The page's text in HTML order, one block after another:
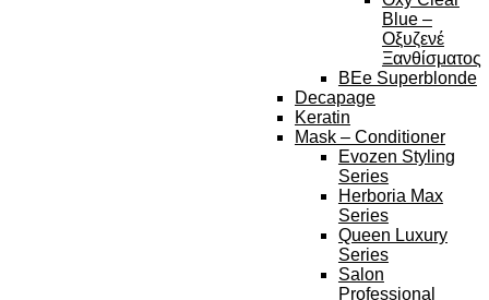
Blue –
Οξυζενέ
Ξανθίσματος
BEe Superblonde
Decapage
Keratin
Mask – Conditioner
Evozen Styling
Series
Herboria Max
Series
Queen Luxury
Series
Salon
Professional